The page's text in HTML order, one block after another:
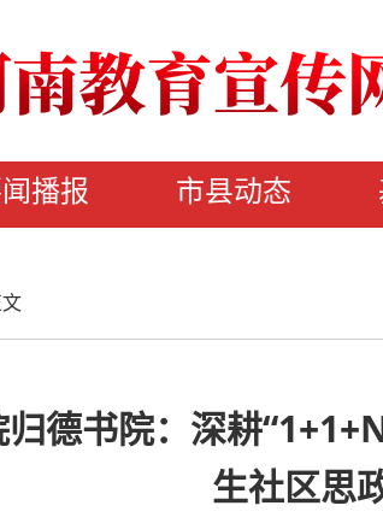
播报 市县动态
德书院：深耕
生社区思